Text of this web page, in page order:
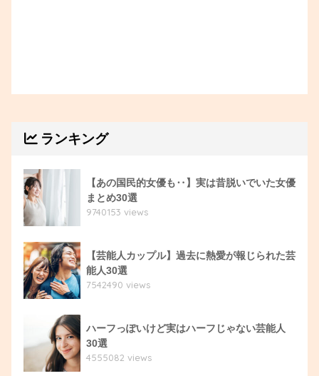
ランキング
【あの国民的女優も‥】実は昔脱いでいた女優
まとめ30選
9740153 views
【芸能人カップル】過去に熱愛が報じられた芸
能人30選
7542490 views
ハーフっぽいけど実はハーフじゃない芸能人
30選
4555082 views